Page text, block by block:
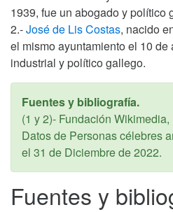
1939, fue un abogado y político
2.-José de Lis Costas, nacido
el mismo ayuntamiento el 10 de
industrial y político gallego.
Fuentes y bibliografía.
(1 y 2)- Fundación Wikimedia,
Datos de Personas célebres
el 31 de Diciembre de 2022.
Fuentes y